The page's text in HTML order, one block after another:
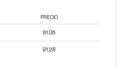
PRECIO
91.05
91.28